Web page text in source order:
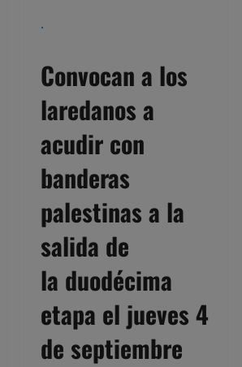
.
Convocan a los
laredanos a
acudir con
banderas
palestinas a la
salida de
la duodécima
etapa el jueves 4
de septiembre